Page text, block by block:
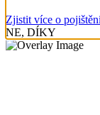
Zjistit více o
NE, DÍKY